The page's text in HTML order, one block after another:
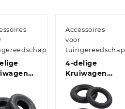
6
Accessoires
voor
tuingereedschap
4-delige
3.50-8 4PR